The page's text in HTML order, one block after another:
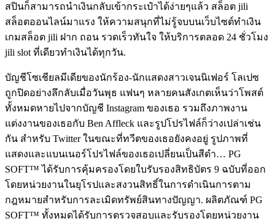
สปินก็สามารถนำเงินกลับเข้ากระเป๋าได้ง่ายๆแล้ว สล็อต jili
สล็อตออนไลน์มาแรง ให้ความสนุกที่ไม่รู้จบบนเว็บไซต์ทำเงิน
เกมสล็อต jili ฝาก ถอน รวดเร็วทันใจ ให้บริการตลอด 24 ชั่วโมง
jili slot ที่เดียวทำเงินได้ทุกวัน.
บัญชีโซเชียลมีเดียของนักร้อง-นักแสดงสาวเจนนิเฟอร์ โลเปซ
ถูกปิดอย่างลึกลับเมื่อวันพุธ แฟนๆ หลายคนสังเกตเห็นว่าโพสต์
ทั้งหมดหายไปจากบัญชี Instagram ของเธอ รวมถึงภาพงาน
แต่งงานของเธอกับ Ben Affleck และรูปโปรไฟล์ก็ว่างเปล่าเช่น
กัน สำหรับ Twitter ในขณะที่ทวีตของเธอยังคงอยู่ รูปภาพที่
แสดงและแบนเนอร์โปรไฟล์ของเธอเปลี่ยนเป็นสีดำ… PG
SOFT™ ได้รับการคุ้มครองโดยใบรับรองสิทธิบัตร 9 ฉบับที่ออก
โดยหน่วยงานในยุโรปและสงวนสิทธิ์ในการดำเนินการตาม
กฎหมายสำหรับการละเมิดทรัพย์สินทางปัญญา. ผลิตภัณฑ์ PG
SOFT™ ทั้งหมดได้รับการตรวจสอบและรับรองโดยหน่วยงาน